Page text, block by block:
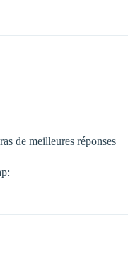
de meilleures réponses